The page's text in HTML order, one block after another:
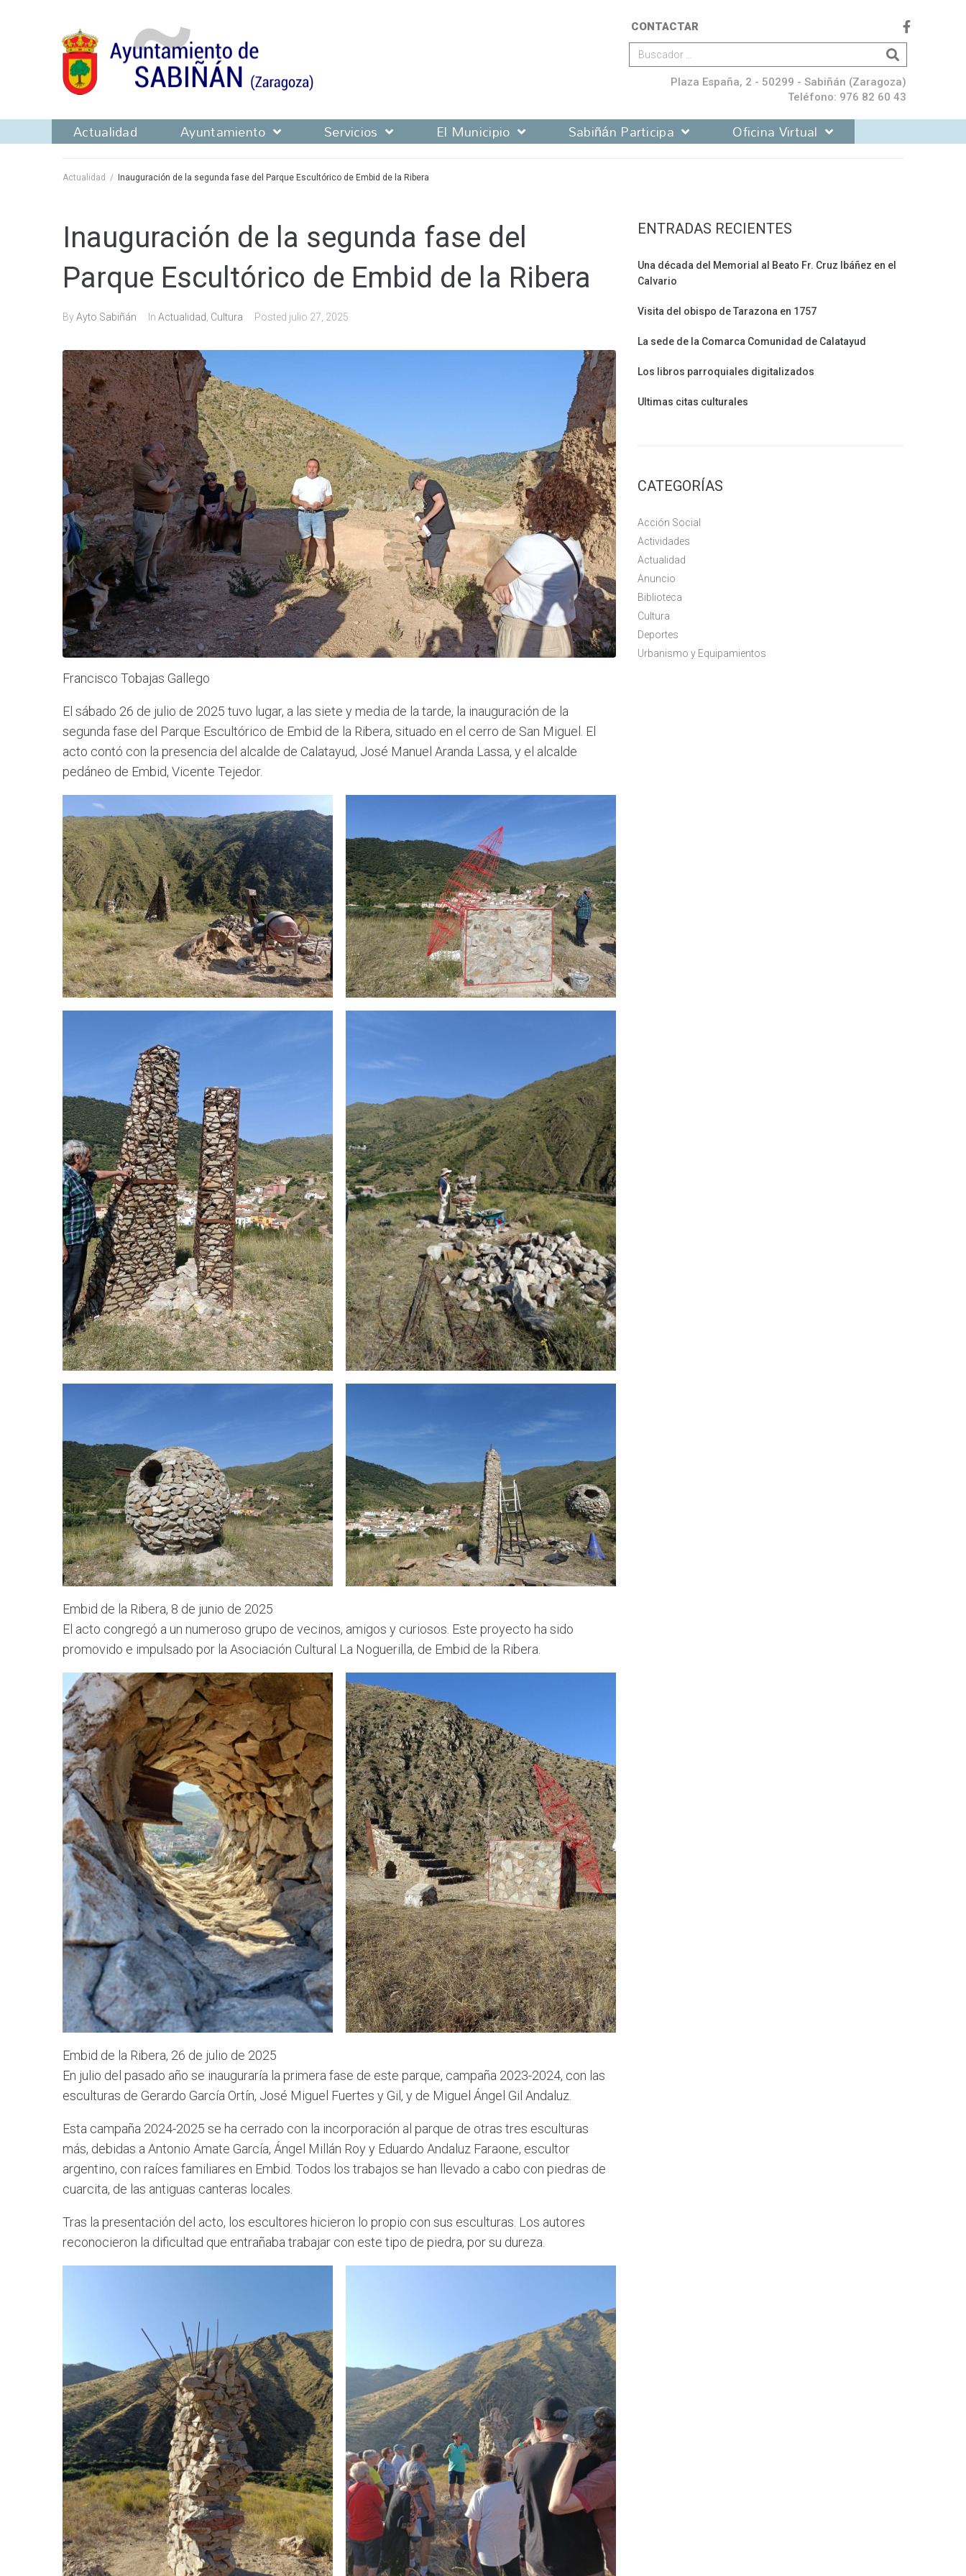
CONTACTAR
Plaza España, 2 - 50299 - Sabiñán (Zaragoza)
Teléfono: 976 82 60 43
Actualidad Ayuntamiento Servicios El Municipio Sabiñán Participa Oficina Virtual
Actualidad / Inauguración de la segunda fase del Parque Escultórico de Embid de la Ribera
Inauguración de la segunda fase del
Parque Escultórico de Embid de la Ribera
ByAyto Sabiñán In Actualidad Cultura Posted julio 27, 2025
Francisco Tobajas Gallego
El sábado 26 de julio de 2025 tuvo lugar, a las siete y media de la tarde, la inauguración de la
segunda fase del Parque Escultórico de Embid de la Ribera, situado en el cerro de San Miguel. El
acto contó con la presencia del alcalde de Calatayud, José Manuel Aranda Lassa, y el alcalde
pedáneo de Embid, Vicente Tejedor.
Embid de la Ribera, 8 de junio de 2025
El acto congregó a un numeroso grupo de vecinos, amigos y curiosos. Este proyecto ha sido
promovido e impulsado por la Asociación Cultural La Noguerilla, de Embid de la Ribera.
Embid de la Ribera, 26 de julio de 2025
En julio del pasado año se inauguraría la primera fase de este parque, campaña 2023-2024, con las
esculturas de Gerardo García Ortín, José Miguel Fuertes y Gil, y de Miguel Ángel Gil Andaluz.
Esta campaña 2024-2025 se ha cerrado con la incorporación al parque de otras tres esculturas
más, debidas a Antonio Amate García, Ángel Millán Roy y Eduardo Andaluz Faraone, escultor
argentino, con raíces familiares en Embid. Todos los trabajos se han llevado a cabo con piedras de
cuarcita, de las antiguas canteras locales.
Tras la presentación del acto, los escultores hicieron lo propio con sus esculturas. Los autores
reconocieron la dificultad que entrañaba trabajar con este tipo de piedra, por su dureza.
ENTRADAS RECIENTES
Una década del Memorial al Beato Fr. Cruz Ibáñez en el
Calvario
Visita del obispo de Tarazona en 1757
La sede de la Comarca Comunidad de Calatayud
Los libros parroquiales digitalizados
Ultimas citas culturales
CATEGORÍAS
Acción Social
Actividades
Actualidad
Anuncio
Biblioteca
Cultura
Deportes
Urbanismo y Equipamientos